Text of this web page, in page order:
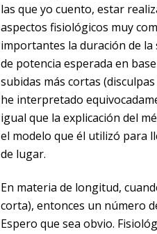
las que yo cuento, estar
aspectos fisiológicos muy
importantes la duración de la
de potencia esperada en
subidas más cortas
he interpretado
igual que la explicación del
el modelo que él utilizó para
de lugar.
En materia de longitud,
corta), entonces un número
Espero que sea obvio.